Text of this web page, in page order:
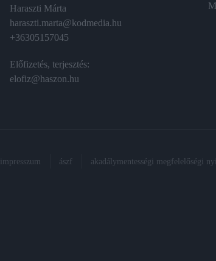
Haraszti Márta
haraszti.marta@kodmedia.hu
+36305157045
Előfizetés, terjesztés:
elofiz@haszon.hu
impresszum ászf akadálymentességi megfelelőségi